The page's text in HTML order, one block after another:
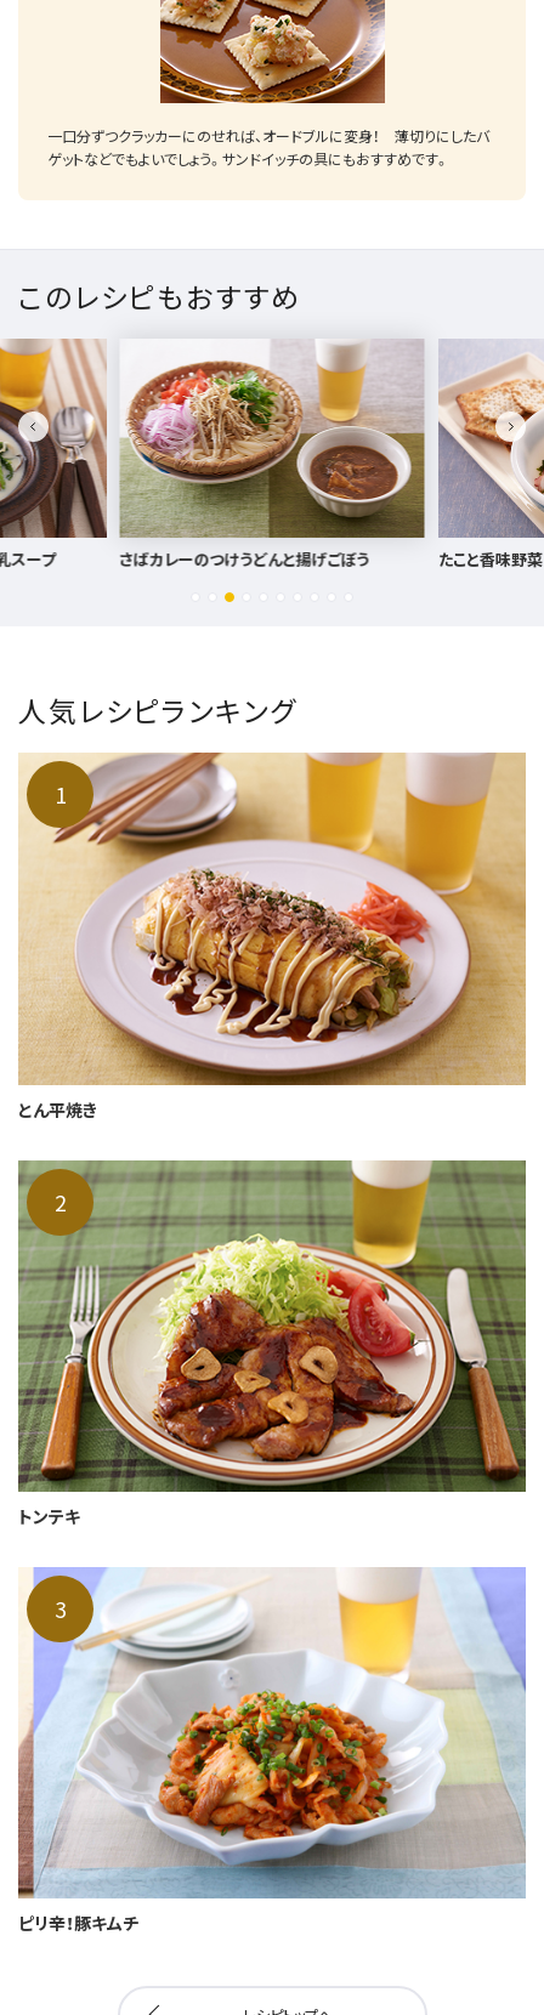
一口分ずつクラッカーにのせれば、オードブルに変身！ 薄切りにしたバ
ゲットなどでもよいでしょう。サンドイッチの具にもおすすめです。
このレシピもおすすめ
ごぼう たこと香味野菜のタルタル さっぱり角煮
人気レシピランキング
とん平焼き
トンテキ
ピリ辛！豚キムチ